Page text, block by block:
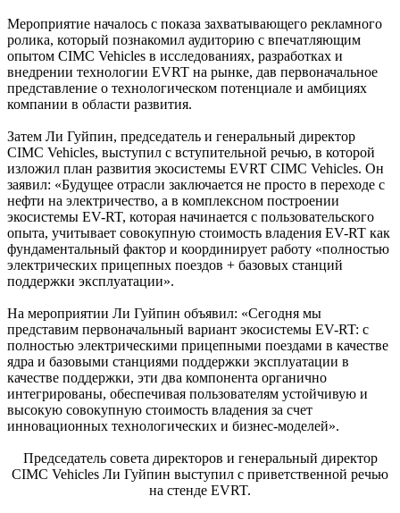
Мероприятие началось с показа захватывающего рекламного
ролика, который познакомил аудиторию с впечатляющим
опытом CIMC Vehicles в исследованиях, разработках и
внедрении технологии EVRT на рынке, дав первоначальное
представление о технологическом потенциале и амбициях
компании в области развития.
Затем Ли Гуйпин, председатель и генеральный директор
CIMC Vehicles, выступил с вступительной речью, в которой
изложил план развития экосистемы EVRT CIMC Vehicles. Он
заявил: «Будущее отрасли заключается не просто в переходе с
нефти на электричество, а в комплексном построении
экосистемы EV-RT, которая начинается с пользовательского
опыта, учитывает совокупную стоимость владения EV-RT как
фундаментальный фактор и координирует работу «полностью
электрических прицепных поездов + базовых станций
поддержки эксплуатации».
На мероприятии Ли Гуйпин объявил: «Сегодня мы
представим первоначальный вариант экосистемы EV-RT: с
полностью электрическими прицепными поездами в качестве
ядра и базовыми станциями поддержки эксплуатации в
качестве поддержки, эти два компонента органично
интегрированы, обеспечивая пользователям устойчивую и
высокую совокупную стоимость владения за счет
инновационных технологических и бизнес-моделей».
Председатель совета директоров и генеральный директор
CIMC Vehicles Ли Гуйпин выступил с приветственной речью
на стенде EVRT.